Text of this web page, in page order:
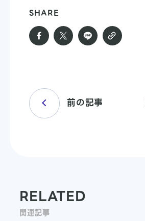
SHARE
前の記事
RELATED
関連記事